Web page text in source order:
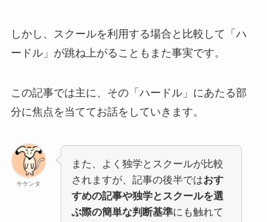
しかし、スクールを利用する場合と比較して「ハ
ードル」が跳ね上がることもまた事実です。
この記事では主に、その「ハードル」にあたる部
分に焦点を当ててお話をしていきます。
ケケンタ
また、よく独学とスクールが比較
されますが、記事の後半ではおす
すめの記事や独学とスクールを選
ぶ際の簡単な判断基準にも触れて